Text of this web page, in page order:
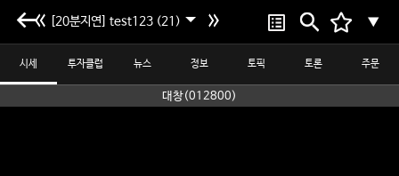
[20분지연] test123 (21) ▼
시세 투자클럽 뉴스 정보 토픽 토론 주문
대창(012800)